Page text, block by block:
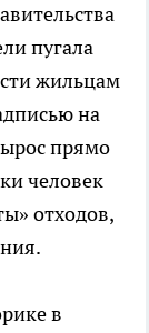
пугала
жильцам
на
прямо
человек
отходов,
в